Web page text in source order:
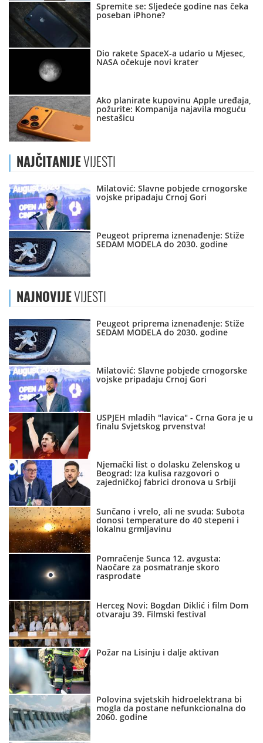
Spremite se: Sljedeće godine nas čeka
poseban iPhone?
Dio rakete SpaceX-a udario u Mjesec,
NASA očekuje novi krater
Ako planirate kupovinu Apple uređaja,
požurite: Kompanija najavila moguću
nestašicu
NAJČITANIJEVIJESTI
Milatović: Slavne pobjede crnogorske
vojske pripadaju Crnoj Gori
Peugeot priprema iznenađenje: Stiže
SEDAM MODELA do 2030. godine
NAJNOVIJEVIJESTI
Peugeot priprema iznenađenje: Stiže
SEDAM MODELA do 2030. godine
Milatović: Slavne pobjede crnogorske
vojske pripadaju Crnoj Gori
USPJEH mladih "lavica" - Crna Gora je u
finalu Svjetskog prvenstva!
Njemački list o dolasku Zelenskog u
Beograd: Iza kulisa razgovori o
zajedničkoj fabrici dronova u Srbiji
Sunčano i vrelo, ali ne svuda: Subota
donosi temperature do 40 stepeni i
lokalnu grmljavinu
Pomračenje Sunca 12. avgusta:
Naočare za posmatranje skoro
rasprodate
Herceg Novi: Bogdan Diklić i film Dom
otvaraju 39. Filmski festival
Požar na Lisinju i dalje aktivan
Polovina svjetskih hidroelektrana bi
mogla da postane nefunkcionalna do
2060. godine